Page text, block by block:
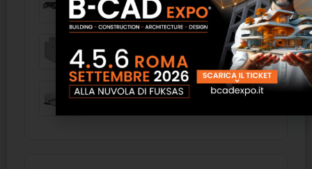
regolabile per tubi e dadi, 250 mm
FCYI Aermec